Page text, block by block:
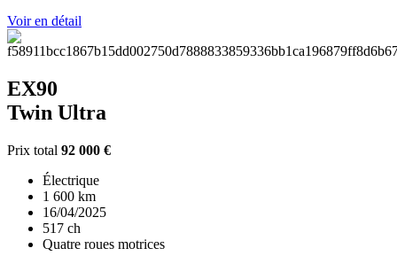
Voir en détail
EX90
Twin Ultra
Prix total 92 000 €
Électrique
1 600 km
16/04/2025
517 ch
Quatre roues motrices